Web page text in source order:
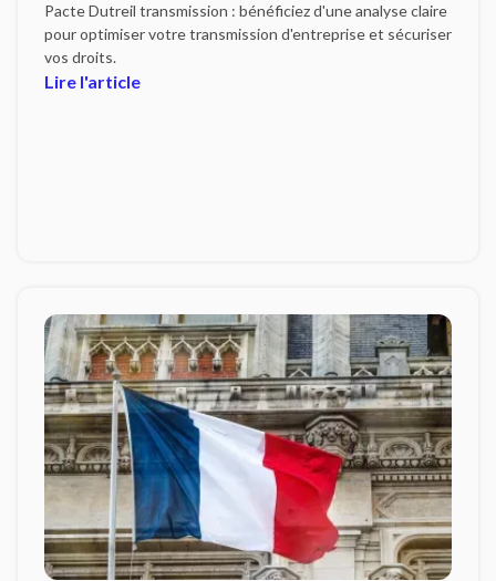
Pacte Dutreil transmission : bénéficiez d'une analyse claire
pour optimiser votre transmission d'entreprise et sécuriser
vos droits.
Lire l'article